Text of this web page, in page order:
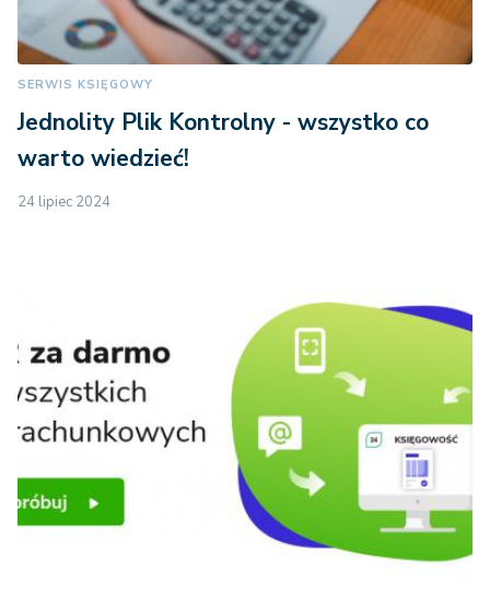
SERWIS KSIĘGOWY
Jednolity Plik Kontrolny - wszystko co
warto wiedzieć!
24 lipiec 2024